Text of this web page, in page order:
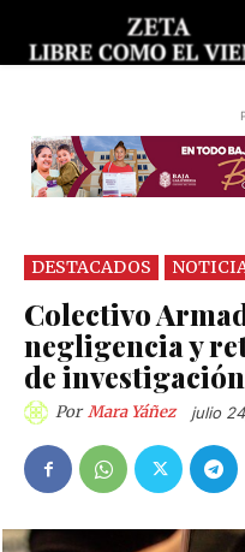
DESTACADOS
Colectivo
negligencia y
de
Por Mara Yáñez julio